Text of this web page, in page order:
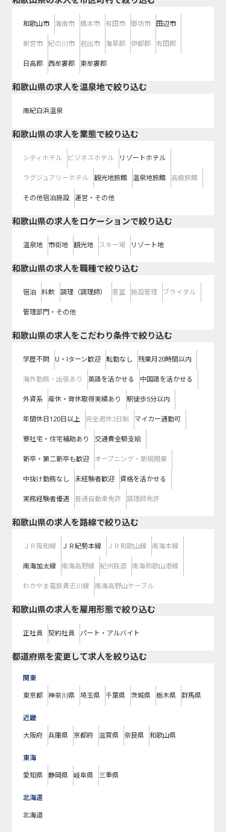
和歌山市 海南市 橋本市 有田市 御坊市 田辺市
新宮市 紀の川市 岩出市 海草郡 伊都郡 有田郡
日高郡 西牟婁郡 東牟婁郡
和歌山県の求人を温泉地で絞り込む
南紀白浜温泉
和歌山県の求人を業態で絞り込む
シティホテル ビジネスホテル リゾートホテル
ラグジュアリーホテル 観光地旅館 温泉地旅館 高級旅館
その他宿泊施設 運営・その他
和歌山県の求人をロケーションで絞り込む
温泉地 市街地 観光地 スキー場 リゾート地
和歌山県の求人を職種で絞り込む
宿泊 料飲 調理（調理師） 客室 施設管理 ブライダル
管理部門・その他
和歌山県の求人をこだわり条件で絞り込む
学歴不問 U・Iターン歓迎 転勤なし 残業月20時間以内
海外勤務・出張あり 英語を活かせる 中国語を活かせる
外資系 産休・育休取得実績あり 駅徒歩5分以内
年間休日120日以上 完全週休2日制 マイカー通勤可
寮社宅・住宅補助あり 交通費全額支給
新卒・第二新卒も歓迎 オープニング・新規開業
中抜け勤務なし 未経験者歓迎 資格を活かせる
実務経験者優遇 普通自動車免許 調理師免許
和歌山県の求人を路線で絞り込む
ＪＲ阪和線 ＪＲ紀勢本線 ＪＲ和歌山線 南海本線
南海加太線 南海高野線 紀州鉄道 南海和歌山港線
わかやま電鉄貴志川線 南海高野山ケーブル
和歌山県の求人を雇用形態で絞り込む
正社員 契約社員 パート・アルバイト
都道府県を変更して求人を絞り込む
関東
東京都 神奈川県 埼玉県 千葉県 茨城県 栃木県 群馬県
近畿
大阪府 兵庫県 京都府 滋賀県 奈良県 和歌山県
東海
愛知県 静岡県 岐阜県 三重県
北海道
北海道